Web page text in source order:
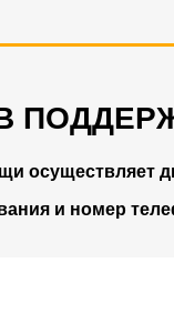
осуществляет
и номер